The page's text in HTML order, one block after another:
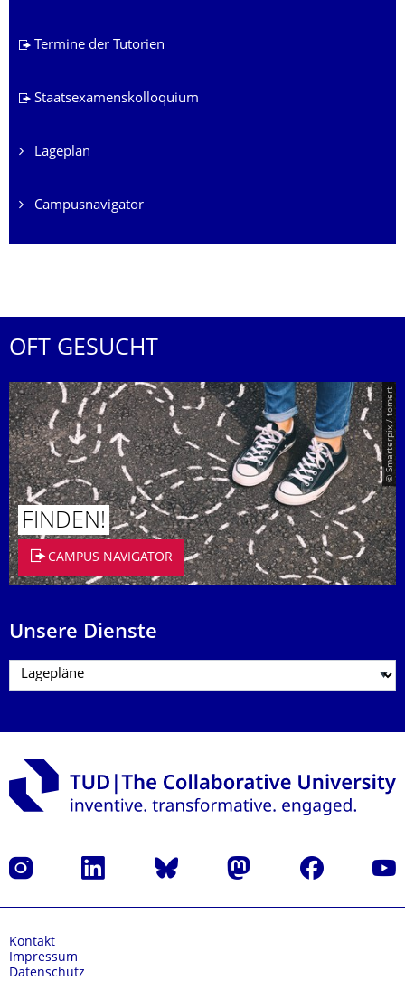
Termine der Tutorien
Staatsexamenskolloquium
Lageplan
Campusnavigator
OFT GESUCHT
© Smarterpix / tomert
FINDEN!
CAMPUS NAVIGATOR
Unsere Dienste
Instagram LinkedIn Bluesky Mastodon Facebook
Kontakt
Impressum
Datenschutz